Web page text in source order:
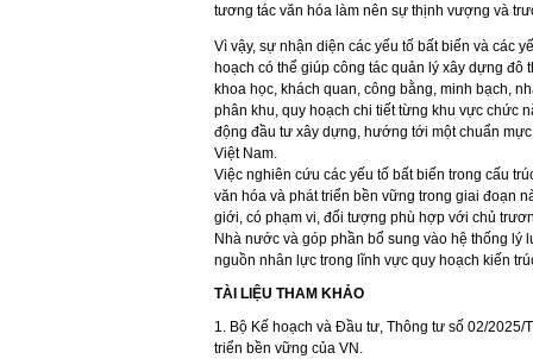
tương tác văn hóa làm nên sự thịnh vượng và
Vì vậy, sự nhận diện các yếu tố bất biến và các
hoạch có thể giúp công tác quản lý xây dựng
khoa học, khách quan, công bằng, minh bạch,
phân khu, quy hoạch chi tiết từng khu vực chức
động đầu tư xây dựng, hướng tới một chuẩn
Việt Nam.
Việc nghiên cứu các yếu tố bất biến trong cấu
văn hóa và phát triển bền vững trong giai đoạn
giới, có phạm vi, đối tượng phù hợp với chủ
Nhà nước và góp phần bổ sung vào hệ thống lý
nguồn nhân lực trong lĩnh vực quy hoạch kiến
TÀI LIỆU THAM KHẢO
1. Bộ Kế hoạch và Đầu tư, Thông tư số 02/
triển bền vững của VN.